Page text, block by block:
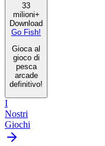
33
milioni+
Download
Go Fish!
Gioca al
gioco di
pesca
arcade
definitivo!
I
Nostri
Giochi